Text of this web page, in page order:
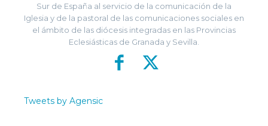
Sur de España al servicio de la comunicación de la
Iglesia y de la pastoral de las comunicaciones sociales en
el ámbito de las diócesis integradas en las Provincias
Eclesiásticas de Granada y Sevilla.
Tweets by Agensic